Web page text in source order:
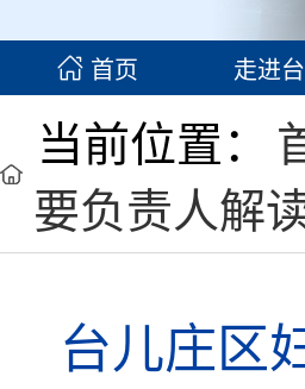
首页 走进
当前位置：
要负责人解
台儿庄区